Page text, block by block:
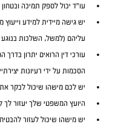
עו"ד יכול לספק תמיכה ובטחון
יש גישה מיידית למידע
עליהם (למשל, השלכות בנוגע
עורכי דין הרואים יתרון
הסכמות על ידי רעיונות
יש לכם מישהו שיכול לבקר
היועץ המשפטי שלך יעזור לך
יש מישהו שיכול לעזור